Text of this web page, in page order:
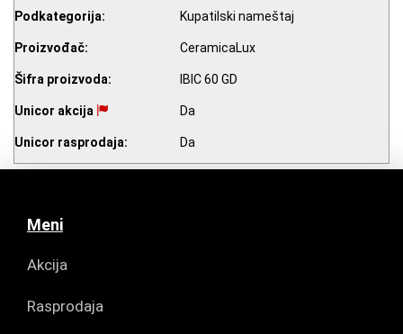
Podkategorija: Kupatilski nameštaj
Proizvođač: CeramicaLux
Šifra proizvoda: IBIC 60 GD
Unicor akcija Da
Unicor rasprodaja: Da
Meni
Akcija
Rasprodaja